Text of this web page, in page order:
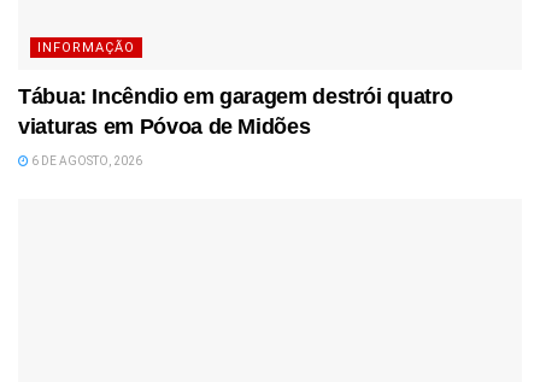
INFORMAÇÃO
Tábua: Incêndio em garagem destrói quatro
viaturas em Póvoa de Midões
6 DE AGOSTO, 2026